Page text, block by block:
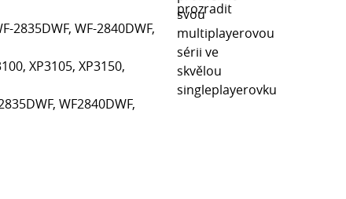
2835DWF, WF-2840DWF,
XP3105, XP3150,
WF2840DWF,